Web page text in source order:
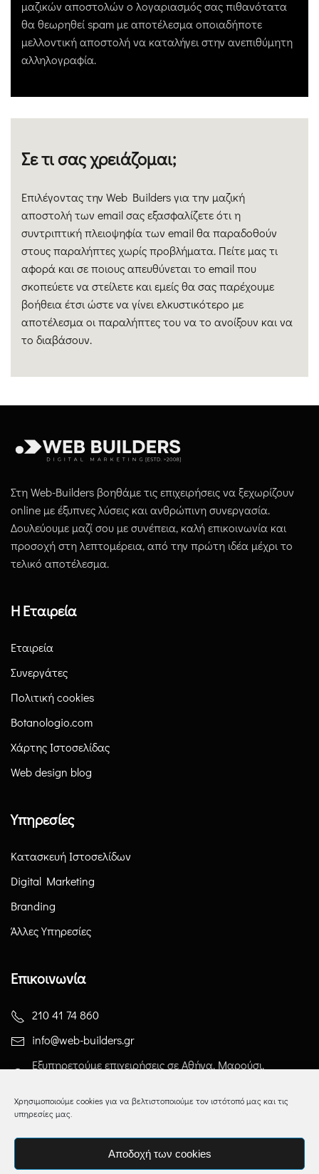
Χρησιμοποιούμε cookies για να βελτιστοποιούμε τον ιστότοπό μας και τις
υπηρεσίες μας.
Αποδοχή των cookies
μαζικών αποστολών ο λογαριασμός σας πιθανότατα
θα θεωρηθεί spam με αποτέλεσμα οποιαδήποτε
μελλοντική αποστολή να καταλήγει στην ανεπιθύμητη
αλληλογραφία.
Σε τι σας χρειάζομαι;
Επιλέγοντας την Web Builders για την μαζική
αποστολή των email σας εξασφαλίζετε ότι η
συντριπτική πλειοψηφία των email θα παραδοθούν
στους παραλήπτες χωρίς προβλήματα. Πείτε μας τι
αφορά και σε ποιους απευθύνεται το email που
σκοπεύετε να στείλετε και εμείς θα σας παρέχουμε
βοήθεια έτσι ώστε να γίνει ελκυστικότερο με
αποτέλεσμα οι παραλήπτες του να το ανοίξουν και να
το διαβάσουν.
Στη Web-Builders βοηθάμε τις επιχειρήσεις να ξεχωρίζουν
online με έξυπνες λύσεις και ανθρώπινη συνεργασία.
Δουλεύουμε μαζί σου με συνέπεια, καλή επικοινωνία και
προσοχή στη λεπτομέρεια, από την πρώτη ιδέα μέχρι το
τελικό αποτέλεσμα.
Η Εταιρεία
Εταιρεία
Συνεργάτες
Πολιτική cookies
Botanologio.com
Χάρτης Ιστοσελίδας
Web design blog
Υπηρεσίες
Κατασκευή Ιστοσελίδων
Digital Marketing
Branding
Άλλες Υπηρεσίες
Επικοινωνία
210 41 74 860
info@web-builders.gr
Εξυπηρετούμε επιχειρήσεις σε Αθήνα, Μαρούσι,